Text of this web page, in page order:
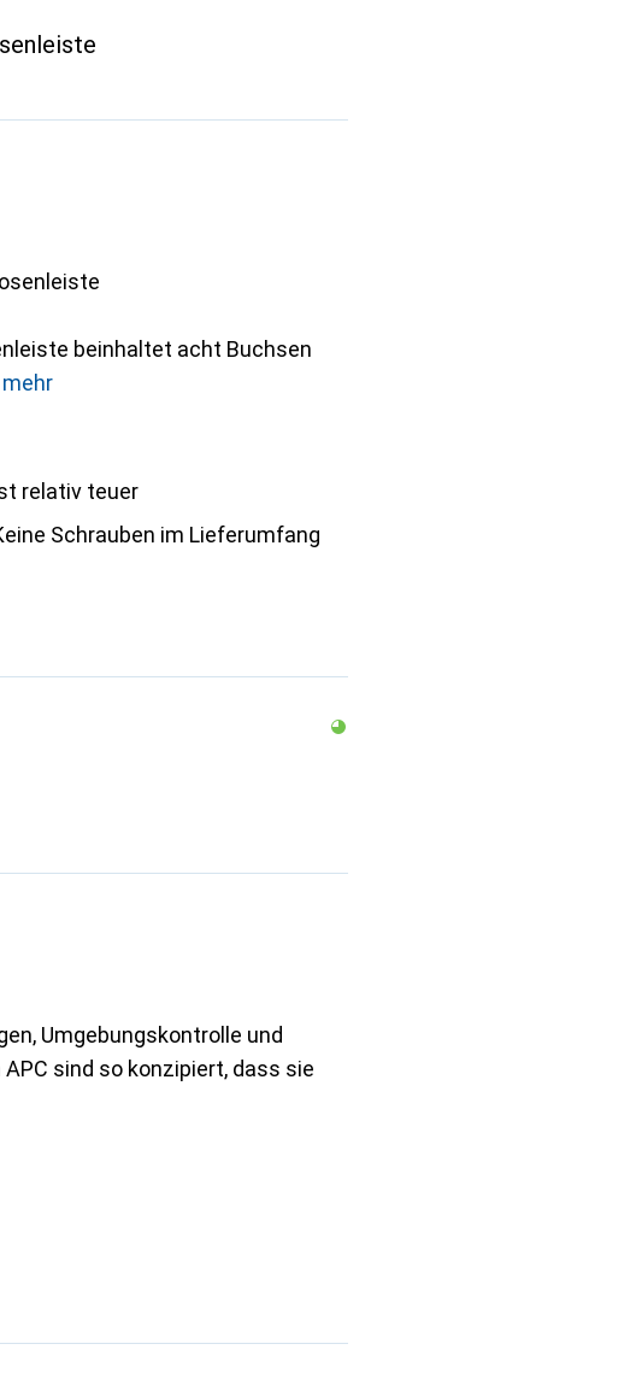
beinhaltet acht Buchsen
mehr
relativ teuer
Schrauben im Lieferumfang
Umgebungskontrolle und
sind so konzipiert, dass sie